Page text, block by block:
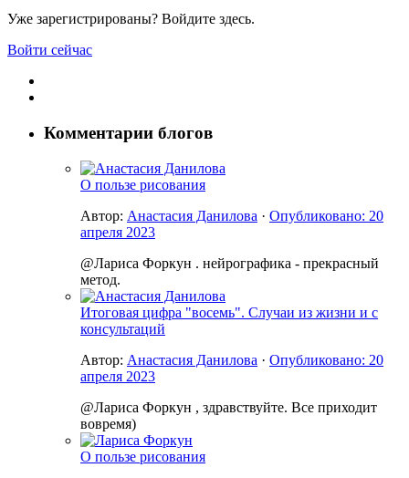
Уже зарегистрированы? Войдите здесь.
Войти сейчас
Комментарии блогов
О пользе рисования
Автор: Анастасия Данилова · Опубликовано: 20
апреля 2023
@Лариса Форкун . нейрографика - прекрасный
метод.
Итоговая цифра "восемь". Случаи из жизни и с
консультаций
Автор: Анастасия Данилова · Опубликовано: 20
апреля 2023
@Лариса Форкун , здравствуйте. Все приходит
вовремя)
О пользе рисования